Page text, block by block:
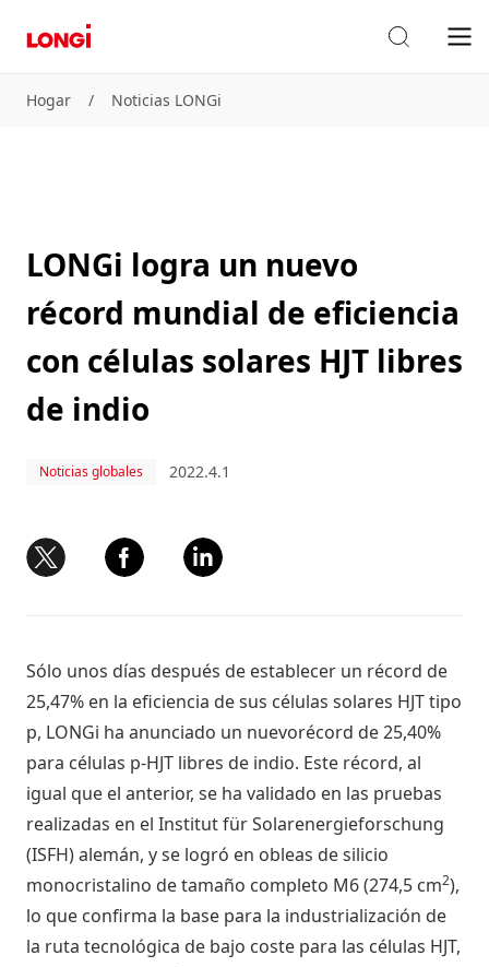
Hogar / Noticias LONGi
LONGi logra un nuevo
récord mundial de eficiencia
con células solares HJT libres
de indio
Noticias globales 2022.4.1
Sólo unos días después de establecer un récord de
25,47% en la eficiencia de sus células solares HJT tipo
p, LONGi ha anunciado un nuevorécord de 25,40%
para células p-HJT libres de indio. Este récord, al
igual que el anterior, se ha validado en las pruebas
realizadas en el Institut für Solarenergieforschung
(ISFH) alemán, y se logró en obleas de silicio
monocristalino de tamaño completo M6 (274,5 cm2),
lo que confirma la base para la industrialización de
la ruta tecnológica de bajo coste para las células HJT,